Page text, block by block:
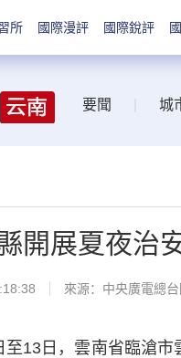
所 國際漫評 國際銳評
要聞 城
開展夏夜治
來源：中央廣電總
日，雲南省臨滄市